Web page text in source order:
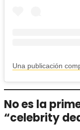
No es la
“celebrity